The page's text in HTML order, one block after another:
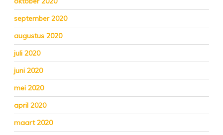
september 2020
augustus 2020
juli 2020
juni 2020
mei 2020
april 2020
maart 2020